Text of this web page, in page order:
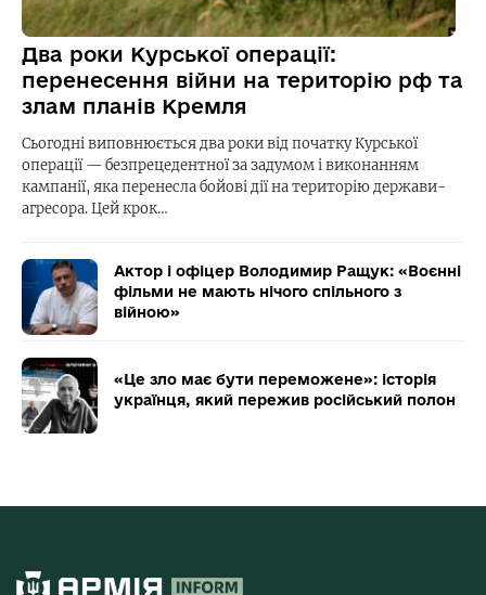
Два роки Курської операції:
перенесення війни на територію рф та
злам планів Кремля
Сьогодні виповнюється два роки від початку Курської
операції — безпрецедентної за задумом і виконанням
кампанії, яка перенесла бойові дії на територію держави-
агресора. Цей крок…
Актор і офіцер Володимир Ращук: «Воєнні
фільми не мають нічого спільного з
війною»
«Це зло має бути переможене»: історія
українця, який пережив російський полон